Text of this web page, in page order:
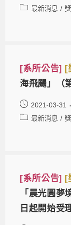
最新消息 /
[系所公告] [
海飛颺」（
2021-03-31
最新消息 /
[系所公告] [
「晨光圓夢
日起開始受